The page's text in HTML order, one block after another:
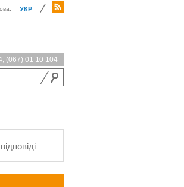
УКР
, (067) 01 10 104